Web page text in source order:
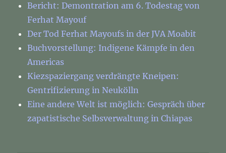
Bericht: Demontration am 6. Todestag von
Ferhat Mayouf
Der Tod Ferhat Mayoufs in der JVA Moabit
Buchvorstellung: Indigene Kämpfe in den
Americas
Kiezspaziergang verdrängte Kneipen:
Gentrifizierung in Neukölln
Eine andere Welt ist möglich: Gespräch über
zapatistische Selbsverwaltung in Chiapas